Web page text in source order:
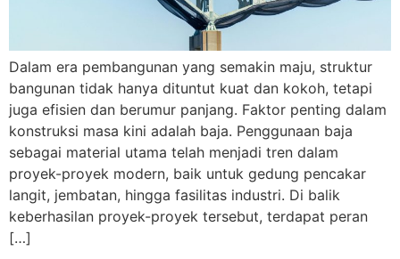
Dalam era pembangunan yang semakin maju, struktur
bangunan tidak hanya dituntut kuat dan kokoh, tetapi
juga efisien dan berumur panjang. Faktor penting dalam
konstruksi masa kini adalah baja. Penggunaan baja
sebagai material utama telah menjadi tren dalam
proyek-proyek modern, baik untuk gedung pencakar
langit, jembatan, hingga fasilitas industri. Di balik
keberhasilan proyek-proyek tersebut, terdapat peran
[…]